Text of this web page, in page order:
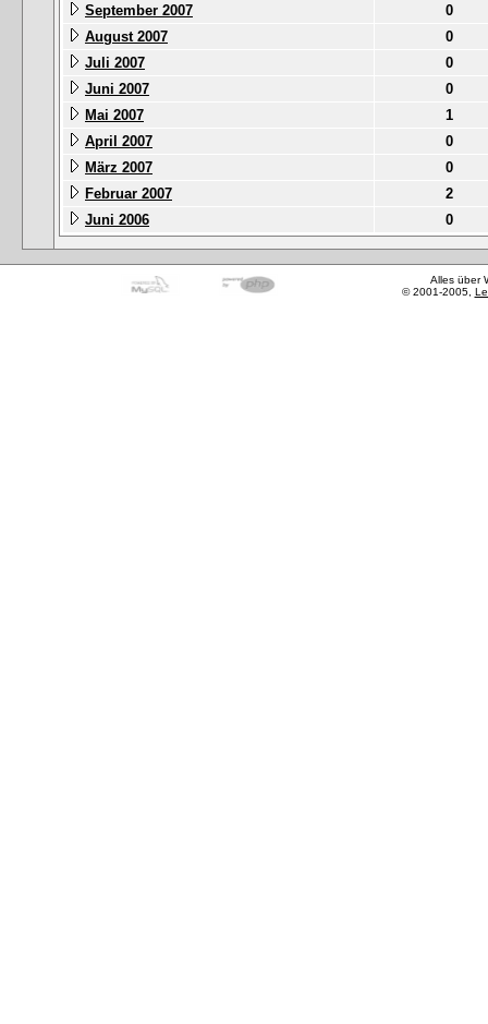
September 2007
0
August 2007
0
Juli 2007
0
Juni 2007
0
Mai 2007
1
April 2007
0
März 2007
0
Februar 2007
2
Juni 2006
0
Alles über
© 2001-2005,